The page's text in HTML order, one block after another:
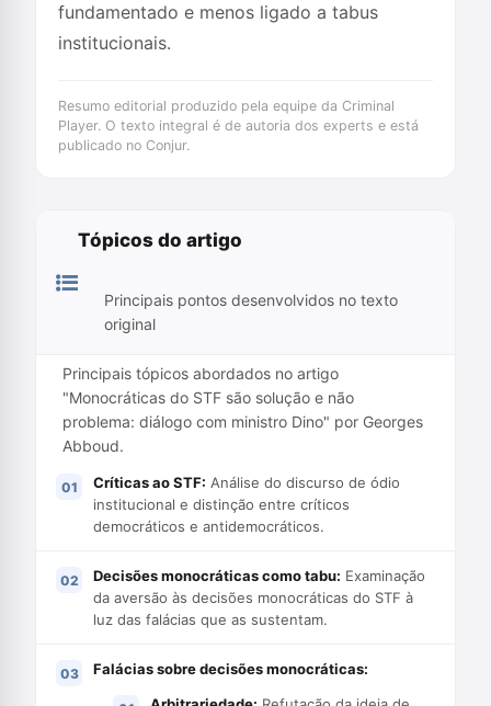
fundamentado e menos ligado a tabus
institucionais.
Resumo editorial produzido pela equipe da Criminal
Player. O texto integral é de autoria dos experts e está
publicado no Conjur.
Tópicos do artigo
Principais pontos desenvolvidos no texto
original
Principais tópicos abordados no artigo
"Monocráticas do STF são solução e não
problema: diálogo com ministro Dino" por Georges
Abboud.
Críticas ao STF: Análise do discurso de ódio
institucional e distinção entre críticos
democráticos e antidemocráticos.
Decisões monocráticas como tabu: Examinação
da aversão às decisões monocráticas do STF à
luz das falácias que as sustentam.
Falácias sobre decisões monocráticas: